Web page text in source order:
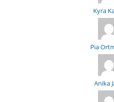
Kyra
Pia
Anika